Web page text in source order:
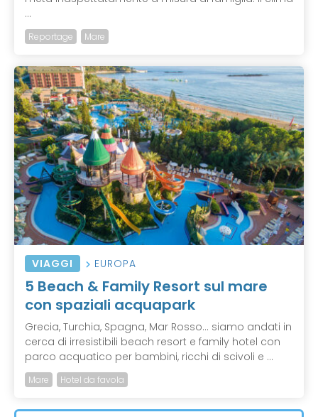
...
Reportage Mare
VIAGGI EUROPA
5 Beach & Family Resort sul mare
con spaziali acquapark
Grecia, Turchia, Spagna, Mar Rosso… siamo andati in
cerca di irresistibili beach resort e family hotel con
parco acquatico per bambini, ricchi di scivoli e ...
Mare Hotel da favola